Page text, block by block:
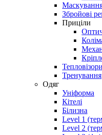
Збройові
Приціли
Тепловізори
Тренування
Одяг
Уніформа
Кітелі
Білизна
Level 1
Level 2